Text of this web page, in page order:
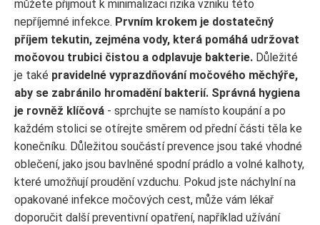
můžete přijmout k minimalizaci rizika vzniku této
nepříjemné infekce. Prvním krokem je dostatečný
příjem tekutin, zejména vody, která pomáhá udržovat
močovou trubici čistou a odplavuje bakterie. Důležité
je také pravidelné vyprazdňování močového měchýře,
aby se zabránilo hromadění bakterií. Správná hygiena
je rovněž klíčová - sprchujte se namísto koupání a po
každém stolici se otírejte směrem od přední části těla ke
konečníku. Důležitou součástí prevence jsou také vhodné
oblečení, jako jsou bavlněné spodní prádlo a volné kalhoty,
které umožňují proudění vzduchu. Pokud jste náchylní na
opakované infekce močových cest, může vám lékař
doporučit další preventivní opatření, například užívání